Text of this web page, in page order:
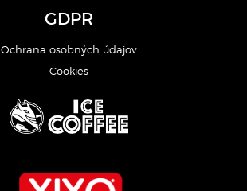
GDPR
Ochrana osobných údajov
Cookies